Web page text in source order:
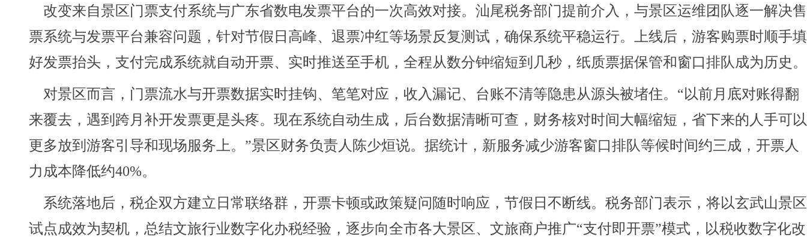
改变来自景区门票支付系统与广东省数电发票平台的一次高效对接。汕尾税务部门提前介入，与景区运维团队逐一解决售
票系统与发票平台兼容问题，针对节假日高峰、退票冲红等场景反复测试，确保系统平稳运行。上线后，游客购票时顺手填
好发票抬头，支付完成系统就自动开票、实时推送至手机，全程从数分钟缩短到几秒，纸质票据保管和窗口排队成为历史。
对景区而言，门票流水与开票数据实时挂钩、笔笔对应，收入漏记、台账不清等隐患从源头被堵住。“以前月底对账得翻
来覆去，遇到跨月补开发票更是头疼。现在系统自动生成，后台数据清晰可查，财务核对时间大幅缩短，省下来的人手可以
更多放到游客引导和现场服务上。”景区财务负责人陈少烜说。据统计，新服务减少游客窗口排队等候时间约三成，开票人
力成本降低约40%。
系统落地后，税企双方建立日常联络群，开票卡顿或政策疑问随时响应，节假日不断线。税务部门表示，将以玄武山景区
试点成效为契机，总结文旅行业数字化办税经验，逐步向全市各大景区、文旅商户推广“支付即开票”模式，以税收数字化改